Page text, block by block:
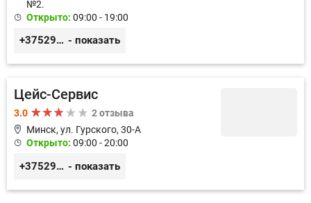
№2.
Открыто: 09:00 - 19:00
+375293431133 - показать
Цейс-Сервис
3.0
2 отзыва
Минск, ул. Гурского, 30-А
Открыто: 09:00 - 20:00
+375296499085 - показать